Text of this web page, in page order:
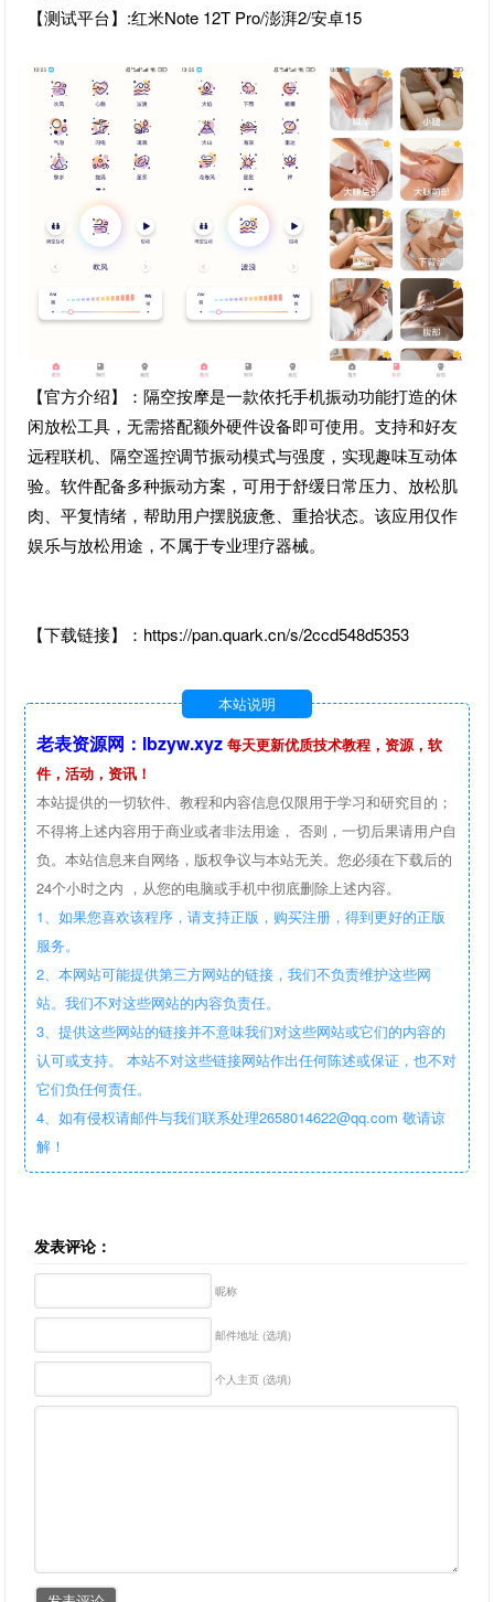
【测试平台】:红米Note 12T Pro/澎湃2/安卓15
【官方介绍】：隔空按摩是一款依托手机振动功能打造的休
闲放松工具，无需搭配额外硬件设备即可使用。支持和好友
远程联机、隔空遥控调节振动模式与强度，实现趣味互动体
验。软件配备多种振动方案，可用于舒缓日常压力、放松肌
肉、平复情绪，帮助用户摆脱疲惫、重拾状态。该应用仅作
娱乐与放松用途，不属于专业理疗器械。
【下载链接】：https://pan.quark.cn/s/2ccd548d5353
本站说明
老表资源网：lbzyw.xyz 每天更新优质技术教程，资源，软
件，活动，资讯！
本站提供的一切软件、教程和内容信息仅限用于学习和研究目的；
不得将上述内容用于商业或者非法用途， 否则，一切后果请用户自
负。本站信息来自网络，版权争议与本站无关。您必须在下载后的
24个小时之内 ，从您的电脑或手机中彻底删除上述内容。
1、如果您喜欢该程序，请支持正版，购买注册，得到更好的正版
服务。
2、本网站可能提供第三方网站的链接，我们不负责维护这些网
站。我们不对这些网站的内容负责任。
3、提供这些网站的链接并不意味我们对这些网站或它们的内容的
认可或支持。 本站不对这些链接网站作出任何陈述或保证，也不对
它们负任何责任。
4、如有侵权请邮件与我们联系处理2658014622@qq.com 敬请谅
解！
发表评论：
昵称
邮件地址 (选填)
个人主页 (选填)